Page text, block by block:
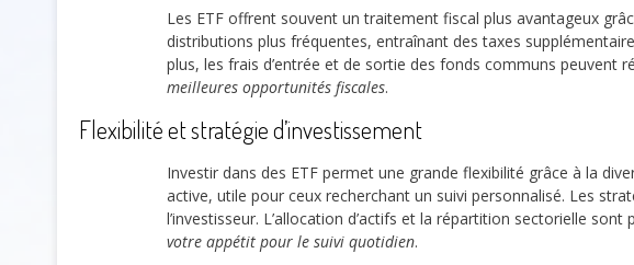
Les ETF offrent souvent un traitement fiscal plus avantageux
distributions plus fréquentes, entraînant des taxes
plus, les frais d’entrée et de sortie des fonds communs peuvent
meilleures opportunités fiscales.
Flexibilité et stratégie d’investissement
Investir dans des ETF permet une grande flexibilité grâce à la
active, utile pour ceux recherchant un suivi personnalisé. Les
l’investisseur. L’allocation d’actifs et la répartition sectorielle
votre appétit pour le suivi quotidien.